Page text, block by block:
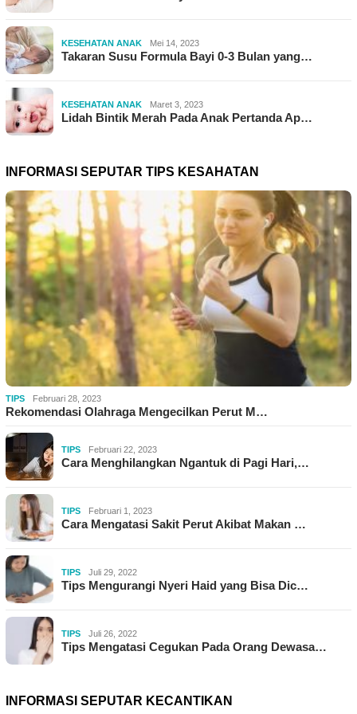
KESEHATAN ANAK Mei 14, 2023
Takaran Susu Formula Bayi 0-3 Bulan yang…
KESEHATAN ANAK Maret 3, 2023
Lidah Bintik Merah Pada Anak Pertanda Ap…
INFORMASI SEPUTAR TIPS KESAHATAN
TIPS Februari 28, 2023
Rekomendasi Olahraga Mengecilkan Perut M…
TIPS Februari 22, 2023
Cara Menghilangkan Ngantuk di Pagi Hari,…
TIPS Februari 1, 2023
Cara Mengatasi Sakit Perut Akibat Makan …
TIPS Juli 29, 2022
Tips Mengurangi Nyeri Haid yang Bisa Dic…
TIPS Juli 26, 2022
Tips Mengatasi Cegukan Pada Orang Dewasa…
INFORMASI SEPUTAR KECANTIKAN